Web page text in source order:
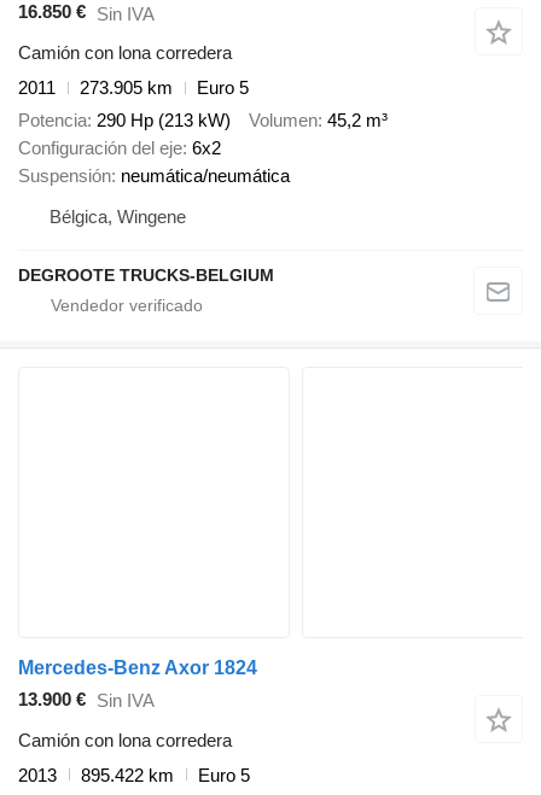
16.850 € Sin IVA
Camión con lona corredera
2011
273.905 km
Euro 5
Potencia 290 Hp (213 kW) Volumen 45,2 m³
Configuración del eje 6x2
Suspensión neumática/neumática
Bélgica, Wingene
DEGROOTE TRUCKS-BELGIUM
Mercedes-Benz Axor 1824
13.900 € Sin IVA
Camión con lona corredera
2013
895.422 km
Euro 5